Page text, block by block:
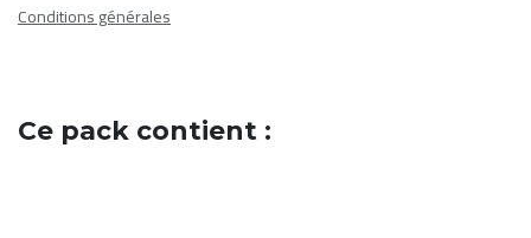
Conditions générales
Ce pack contient :